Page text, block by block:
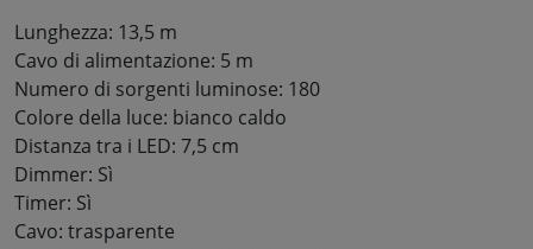
Lunghezza: 13,5 m
Cavo di alimentazione: 5 m
Numero di sorgenti luminose: 180
Colore della luce: bianco caldo
Distanza tra i LED: 7,5 cm
Dimmer: Sì
Timer: Sì
Cavo: trasparente